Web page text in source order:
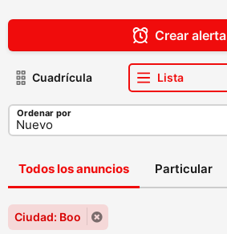
Crear alerta
Cuadrícula Lista
Ordenar por
Todos los anuncios Particular
Ciudad: Boo